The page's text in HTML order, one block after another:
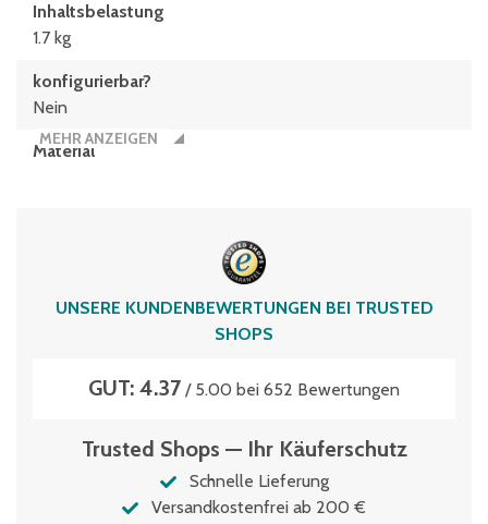
Inhaltsbelastung
1.7 kg
konfigurierbar?
Nein
Material
1.7 Liter
MEHR ANZEIGEN
UNSERE KUNDENBEWERTUNGEN BEI TRUSTED
SHOPS
GUT: 4.37 / 5.00 bei 652 Bewertungen
Trusted Shops — Ihr Käuferschutz
Schnelle Lieferung
Versandkostenfrei ab 200 €